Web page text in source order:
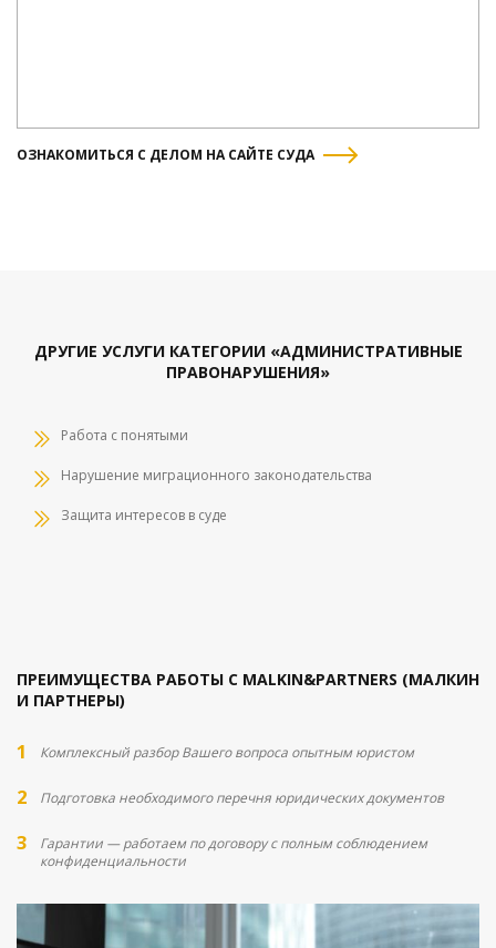
ОЗНАКОМИТЬСЯ С ДЕЛОМ НА САЙТЕ СУДА
ДРУГИЕ УСЛУГИ КАТЕГОРИИ «АДМИНИСТРАТИВНЫЕ
ПРАВОНАРУШЕНИЯ»
Работа с понятыми
Нарушение миграционного законодательства
Защита интересов в суде
ПРЕИМУЩЕСТВА РАБОТЫ С MALKIN&PARTNERS (МАЛКИН
И ПАРТНЕРЫ)
Комплексный разбор Вашего вопроса опытным юристом
Подготовка необходимого перечня юридических документов
Гарантии — работаем по договору с полным соблюдением
конфиденциальности